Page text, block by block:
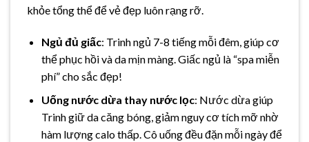
khỏe tổng thể để vẻ đẹp luôn rạng rỡ.
Ngủ đủ giấc: Trinh ngủ 7-8 tiếng mỗi đêm, giúp cơ
thể phục hồi và da mịn màng. Giấc ngủ là “spa miễn
phí” cho sắc đẹp!
Uống nước dừa thay nước lọc: Nước dừa giúp
Trinh giữ da căng bóng, giảm nguy cơ tích mỡ nhờ
hàm lượng calo thấp. Cô uống đều đặn mỗi ngày để